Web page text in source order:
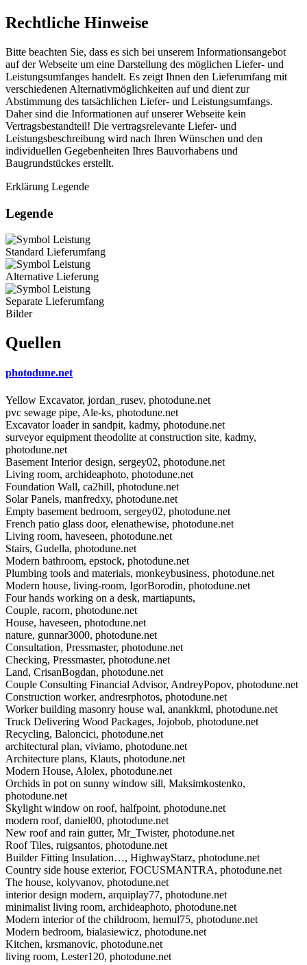
Rechtliche Hinweise
Bitte beachten Sie, dass es sich bei unserem Informationsangebot
auf der Webseite um eine Darstellung des möglichen Liefer- und
Leistungsumfanges handelt. Es zeigt Ihnen den Lieferumfang mit
verschiedenen Alternativmöglichkeiten auf und dient zur
Abstimmung des tatsächlichen Liefer- und Leistungsumfangs.
Daher sind die Informationen auf unserer Webseite kein
Vertragsbestandteil! Die vertragsrelevante Liefer- und
Leistungsbeschreibung wird nach Ihren Wünschen und den
individuellen Gegebenheiten Ihres Bauvorhabens und
Baugrundstückes erstellt.
Erklärung Legende
Legende
Standard Lieferumfang
Alternative Lieferung
Separate Lieferumfang
Bilder
Quellen
photodune.net
Yellow Excavator, jordan_rusev, photodune.net
pvc sewage pipe, Ale-ks, photodune.net
Excavator loader in sandpit, kadmy, photodune.net
surveyor equipment theodolite at construction site, kadmy,
photodune.net
Basement Interior design, sergey02, photodune.net
Living room, archideaphoto, photodune.net
Foundation Wall, ca2hill, photodune.net
Solar Panels, manfredxy, photodune.net
Empty basement bedroom, sergey02, photodune.net
French patio glass door, elenathewise, photodune.net
Living room, haveseen, photodune.net
Stairs, Gudella, photodune.net
Modern bathroom, epstock, photodune.net
Plumbing tools and materials, monkeybusiness, photodune.net
Modern house, living-room, IgorBorodin, photodune.net
Four hands working on a desk, martiapunts,
Couple, racorn, photodune.net
House, haveseen, photodune.net
nature, gunnar3000, photodune.net
Consultation, Pressmaster, photodune.net
Checking, Pressmaster, photodune.net
Land, CrisanBogdan, photodune.net
Couple Consulting Financial Advisor, AndreyPopov, photodune.net
Construction worker, andresrphotos, photodune.net
Worker building masonry house wal, anankkml, photodune.net
Truck Delivering Wood Packages, Jojobob, photodune.net
Recycling, Baloncici, photodune.net
architectural plan, viviamo, photodune.net
Architecture plans, Klauts, photodune.net
Modern House, Alolex, photodune.net
Orchids in pot on sunny window sill, Maksimkostenko,
photodune.net
Skylight window on roof, halfpoint, photodune.net
modern roof, daniel00, photodune.net
New roof and rain gutter, Mr_Twister, photodune.net
Roof Tiles, ruigsantos, photodune.net
Builder Fitting Insulation…, HighwayStarz, photodune.net
Country side house exterior, FOCUSMANTRA, photodune.net
The house, kolyvanov, photodune.net
interior design modern, arquiplay77, photodune.net
minimalist living room, archideaphoto, photodune.net
Modern interior of the childroom, hemul75, photodune.net
Modern bedroom, bialasiewicz, photodune.net
Kitchen, krsmanovic, photodune.net
living room, Lester120, photodune.net